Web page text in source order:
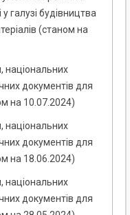
галузі будівництва
(станом на
національних
документів для
на 10.07.2024)
національних
документів для
на 18.06.2024)
національних
документів для